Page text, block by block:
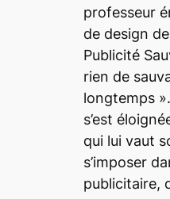
professeur
de design de
Publicité
rien de
longtemps
s’est
qui lui vaut
s’imposer
publicitaire,